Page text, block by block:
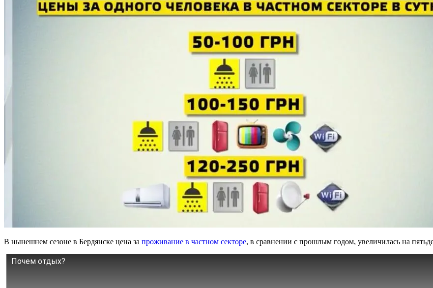
В нынешнем сезоне в Бердянске цена за проживание в частном секторе, в сравнении с прошлым годом, увеличилась на
Почем отдых?